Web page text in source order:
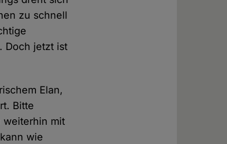
zu schnell
Doch jetzt ist
Elan,
Bitte
weiterhin mit
wie